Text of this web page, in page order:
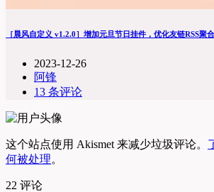
［晨风自定义 v1.2.0］增加元旦节日挂件，优化友链RSS聚
2023-12-26
阿锋
13 条评论
这个站点使用 Akismet 来减少垃圾评论。
何被处理。
22 评论